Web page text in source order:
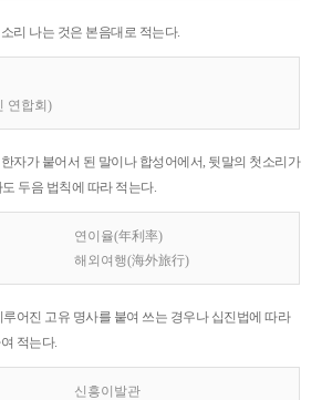
리 나는 것은 본음대로 적는다.
연합회)
자가 붙어서 된 말이나 합성어에서, 뒷말의 첫소리가
도 두음 법칙에 따라 적는다.
연이율(年利率)
해외여행(海外旅行)
어진 고유 명사를 붙여 쓰는 경우나 십진법에 따라
적는다.
신흥이발관